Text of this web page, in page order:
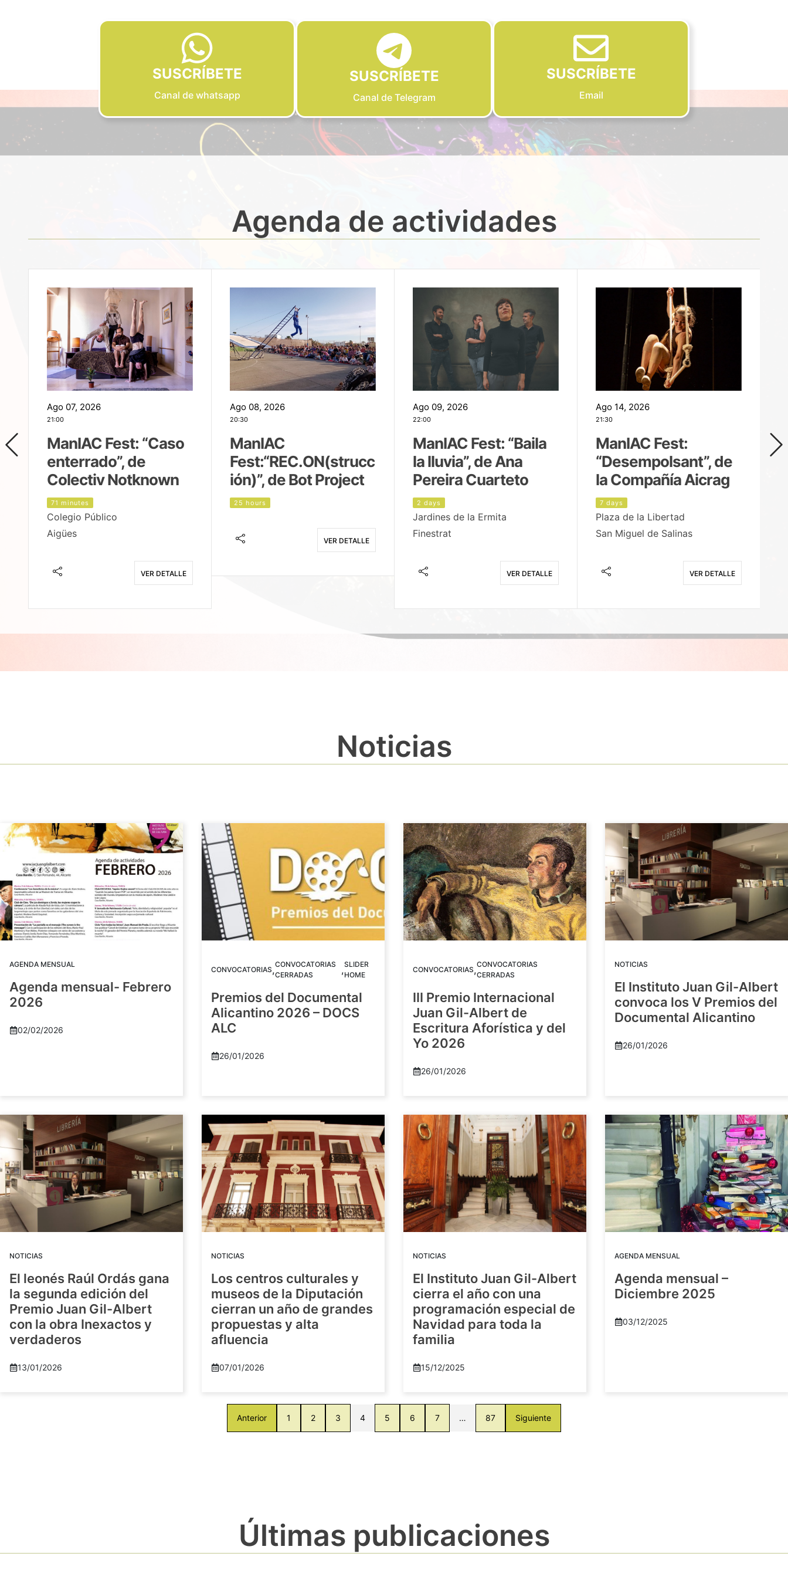
SUSCRÍBETE
Canal de whatsapp
SUSCRÍBETE
Canal de Telegram
SUSCRÍBETE
Email
Agenda de actividades
Ago 07, 2026
21:00
ManIAC Fest: “Caso
enterrado”, de
Colectiv Notknown
71 minutes
Colegio Público
Aigües
VER DETALLE
Ago 08, 2026
20:30
ManIAC
Fest:“REC.ON(strucc
ión)”, de Bot Project
25 hours
VER DETALLE
Ago 09, 2026
22:00
ManIAC Fest: “Baila
la lluvia”, de Ana
Pereira Cuarteto
2 days
Jardines de la Ermita
Finestrat
VER DETALLE
Ago 14, 2026
21:30
ManIAC Fest:
“Desempolsant”, de
la Compañía Aicrag
7 days
Plaza de la Libertad
San Miguel de Salinas
VER DETALLE
Noticias
AGENDA MENSUAL
Agenda mensual- Febrero
2026
02/02/2026
CONVOCATORIAS,CONVOCATORIAS
CERRADAS
,SLIDER
HOME
Premios del Documental
Alicantino 2026 – DOCS
ALC
26/01/2026
CONVOCATORIAS,CONVOCATORIAS
CERRADAS
III Premio Internacional
Juan Gil-Albert de
Escritura Aforística y del
Yo 2026
26/01/2026
NOTICIAS
El Instituto Juan Gil-Albert
convoca los V Premios del
Documental Alicantino
26/01/2026
NOTICIAS
El leonés Raúl Ordás gana
la segunda edición del
Premio Juan Gil-Albert
con la obra Inexactos y
verdaderos
13/01/2026
NOTICIAS
Los centros culturales y
museos de la Diputación
cierran un año de grandes
propuestas y alta
afluencia
07/01/2026
NOTICIAS
El Instituto Juan Gil-Albert
cierra el año con una
programación especial de
Navidad para toda la
familia
15/12/2025
AGENDA MENSUAL
Agenda mensual –
Diciembre 2025
03/12/2025
Anterior 1 2 3 4 5 6 7 … 87 Siguiente
Últimas publicaciones